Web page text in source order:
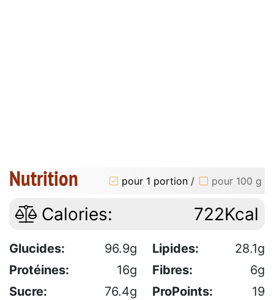
Nutrition pour 1 portion / pour 100 g
Calories: 722Kcal
Glucides: 96.9g Lipides:
28.1g
Protéines:
16g Fibres:
6g
Sucre:
76.4g ProPoints: 19